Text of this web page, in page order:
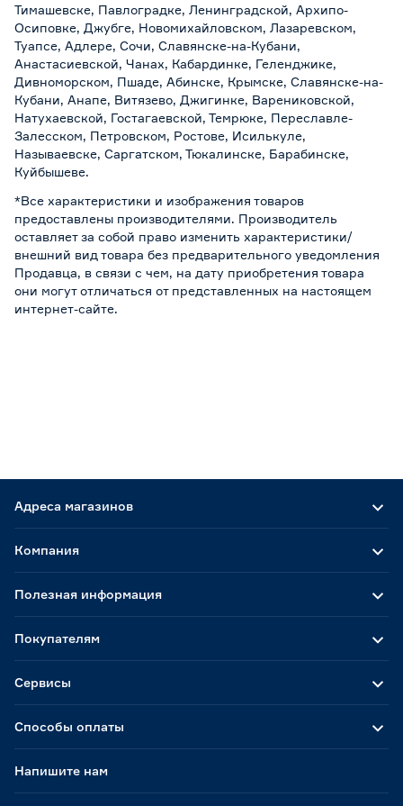
Тимашевске, Павлоградке, Ленинградской, Архипо-
Осиповке, Джубге, Новомихайловском, Лазаревском,
Туапсе, Адлере, Сочи, Славянске-на-Кубани,
Анастасиевской, Чанах, Кабардинке, Геленджике,
Дивноморском, Пшаде, Абинске, Крымске, Славянске-на-
Кубани, Анапе, Витязево, Джигинке, Варениковской,
Натухаевской, Гостагаевской, Темрюке, Переславле-
Залесском, Петровском, Ростове, Исилькуле,
Называевске, Саргатском, Тюкалинске, Барабинске,
Куйбышеве.
*Все характеристики и изображения товаров
предоставлены производителями. Производитель
оставляет за собой право изменить характеристики/
внешний вид товара без предварительного уведомления
Продавца, в связи с чем, на дату приобретения товара
они могут отличаться от представленных на настоящем
интернет-сайте.
Адреса магазинов
Способы оплаты
Компания
Полезная информация
Покупателям
Сервисы
Напишите нам